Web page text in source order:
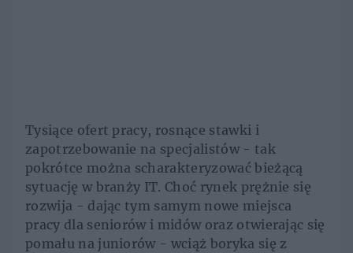
Tysiące ofert pracy, rosnące stawki i
zapotrzebowanie na specjalistów - tak
pokrótce można scharakteryzować bieżącą
sytuację w branży IT. Choć rynek prężnie się
rozwija - dając tym samym nowe miejsca
pracy dla seniorów i midów oraz otwierając się
pomału na juniorów - wciąż boryka się z